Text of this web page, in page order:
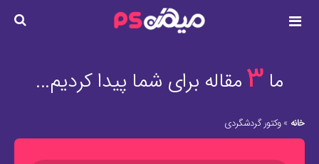
ما3مقاله برای شما پیدا کردیم...
خانه »وکتور گردشگردی